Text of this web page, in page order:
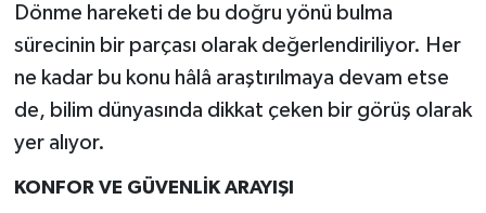
Dönme hareketi de bu doğru yönü bulma
sürecinin bir parçası olarak değerlendiriliyor. Her
ne kadar bu konu hâlâ araştırılmaya devam etse
de, bilim dünyasında dikkat çeken bir görüş olarak
yer alıyor.
KONFOR VE GÜVENLİK ARAYIŞI